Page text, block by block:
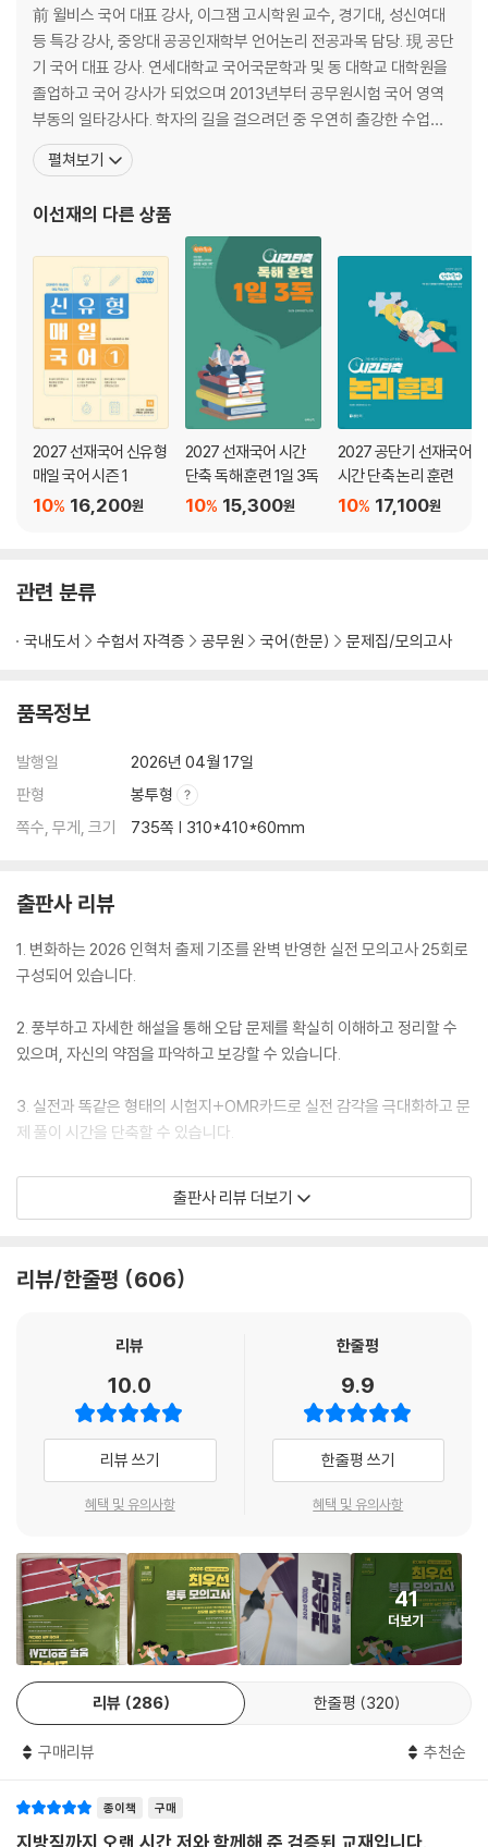
· 인혁처 1·2차 예시 문제, 2025 국가직 9급, 2025 지방직 9급 등 신유형
기출문제를 철저히 분석해서 만든 실전형 모의고사입니다. 특히 이번 202
6 국가직 9급을 철저히 분석, 반영하여 2026 국가직 9급에 등장한 신유
형 문제도 완벽하게 대비할 수 있도록 제작하였습니다.
· 『출발선 봉투 모의고사』 25회 & 『결승선 봉투 모의고사』 25회에 이어
『최우선 봉투 모의고사』는 20회의 모의고사로 구성하여 수험생들이 충분
· 독해, 추론, 논리, 공문서, 어휘 등의 전 영역을 고루 대비할 수 있도록 문
항을 배치하였으며, 이를 통해 어떠한 유형의 문제가 나오더라도 흔들리지
않는 실력을 갖출 수 있도록 하였습니다.
· 10년 이상 공무원 수험생들과 함께한 〈선재국어연구소〉의 전문적인 노하
우로 문항을 제작하고 검수합니다. 특히 올해는 합격생 자문단의 사전 문
항 평가 과정을 통해 더욱 실전과 가깝게 완성도를 높였습니다.
제16회 실전 모의고사
제17회 실전 모의고사
제18회 실전 모의고사
제19회 실전 모의고사
제20회 실전 모의고사
제21회 실전 모의고사
제22회 실전 모의고사
제24회 실전 모의고사
[해설편]
정답과 해설 제1회~제25회
OMR 카드
『2026 선재국어 결승선 봉투 모의고사』
[문제편]
제3회 실전 모의고사
제5회 실전 모의고사
제8회 실전 모의고사
제10회 실전 모의고사
제11회 실전 모의고사
제12회 실전 모의고사
제15회 실전 모의고사
제17회 실전 모의고사
제18회 실전 모의고사
제20회 실전 모의고사
제21회 실전 모의고사
제23회 실전 모의고사
제24회 실전 모의고사
[해설편]
정답과 해설 제1회~제25회
제1회 실전 모의고사
제2회 실전 모의고사
제3회 실전 모의고사
제5회 실전 모의고사
제6회 실전 모의고사
제7회 실전 모의고사
제8회 실전 모의고사
제9회 실전 모의고사
제10회 실전 모의고사
제11회 실전 모의고사
제13회 실전 모의고사
제15회 실전 모의고사
제16회 실전 모의고사
前 윌비스 국어 대표 강사, 이그잼 고시학원 교수, 경기대, 성신여대
등 특강 강사, 중앙대 공공인재학부 언어논리 전공과목 담당. 現 공단
기 국어 대표 강사. 연세대학교 국어국문학과 및 동 대학교 대학원을
졸업하고 국어 강사가 되었으며 2013년부터 공무원시험 국어 영역
부동의 일타강사다. 학자의 길을 걸으려던 중 우연히 출강한 수업에
서 학생들의 열띤 반응을 얻은 후 진로를 바꾸게 되었다. 문학, 비문
학, 문법 가릴 것 없이 모든 카테고리에서 완벽한 강의력을 보여준다
다. 그중에서도 그의 문학 강의는 단순히 교과
펼쳐보기
이선재의 다른 상품
2027 선재국어 신유형
매일 국어 시즌 1
16,200원
10%
2027 선재국어 시간
단축 독해 훈련 1일 3독
15,300원
10%
2027 공단기 선재국어
시간 단축 논리 훈련
17,100원
10%
관련 분류
국내도서 수험서 자격증 공무원 국어(한문) 문제집/모의고사
품목정보
발행일
2026년 04월 17일
판형
봉투형
쪽수, 무게, 크기
735쪽 | 310*410*60mm
출판사 리뷰
1. 변화하는 2026 인혁처 출제 기조를 완벽 반영한 실전 모의고사 25회로
구성되어 있습니다.
2. 풍부하고 자세한 해설을 통해 오답 문제를 확실히 이해하고 정리할 수
있으며, 자신의 약점을 파악하고 보강할 수 있습니다.
3. 실전과 똑같은 형태의 시험지+OMR카드로 실전 감각을 극대화하고 문
제 풀이 시간을 단축할 수 있습니다.
4. 공단기 선재국어 홈페이지에서 제공하는 〈NEW 나의 위치 확인 온라인
시스템〉을 통해 나의 실력과 약점을 다른 수험생들과 비교하여 객관적으
출판사 리뷰 더보기
리뷰/한줄평 606
리뷰
10.0
리뷰 쓰기
혜택 및 유의사항
한줄평
9.9
한줄평 쓰기
혜택 및 유의사항
41
더보기
리뷰 286 한줄평 320
구매리뷰 추천순
종이책 구매
지방직까지 오랜 시간 저와 함께해 준 검증된 교재입니다.